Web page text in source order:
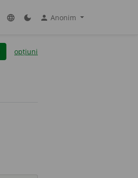
language dark_mode person Anonim
opțiuni